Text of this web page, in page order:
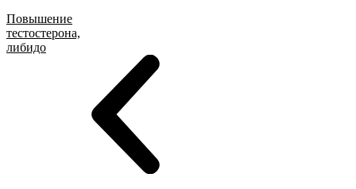
Повышение
тестостерона,
либидо